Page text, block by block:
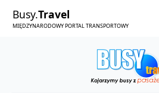
Busy.Travel
MIĘDZYNARODOWY PORTAL TRANSPORTOWY